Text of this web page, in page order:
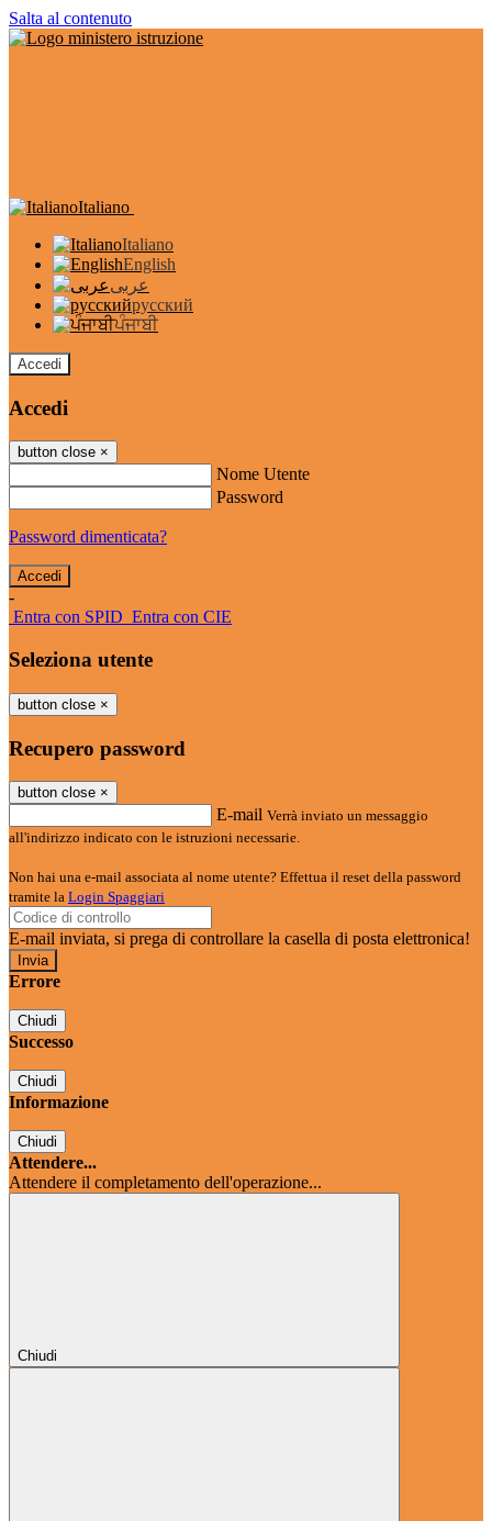
Salta al contenuto
Italiano
Italiano
English
عربى
русский
ਪੰਜਾਬੀ
Accedi
Accedi
button close ×
Nome Utente
Password
Password dimenticata?
-
Entra con SPID Entra con CIE
Seleziona utente
button close ×
Recupero password
button close ×
E-mail Verrà inviato un messaggio
all'indirizzo indicato con le istruzioni necessarie.
Non hai una e-mail associata al nome utente? Effettua il reset della password
tramite la Login Spaggiari
E-mail inviata, si prega di controllare la casella di posta elettronica!
Errore
Chiudi
Successo
Chiudi
Informazione
Chiudi
Attendere...
Attendere il completamento dell'operazione...
Chiudi